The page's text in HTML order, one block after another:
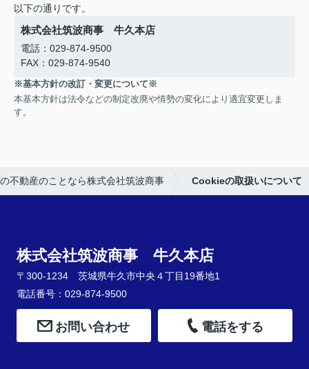
以下の通りです。
株式会社筑波商事 牛久本店
電話：029-874-9500
FAX：029-874-9540
※基本方針の改訂・変更について※
本基本方針は法令などの制定改廃や情勢の変化により適宜変更しま
す。
不動産のことなら株式会社筑波商事 Cookieの取扱いについて
株式会社筑波商事 牛久本店
〒300-1234 茨城県牛久市中央４丁目19番地1
電話番号：029-874-9500
お問い合わせ 電話をする